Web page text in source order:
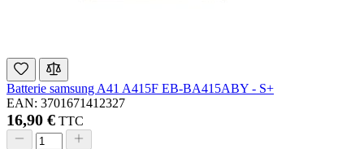
Batterie samsung A41 A415F EB-BA415ABY - S+
EAN: 3701671412327
16,90 € TTC